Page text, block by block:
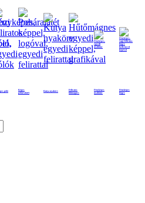
póló
Képes
poháralátét
Kutya nyakörv
Feliratos
hűtmágnes
Fényképes
nyaklánc
Fényképes
bögre